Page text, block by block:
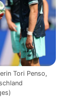
Tori Penso,